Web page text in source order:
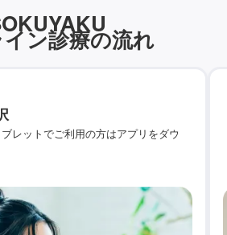
ン診療の流れ
レットでご利用の方はアプリをダウ